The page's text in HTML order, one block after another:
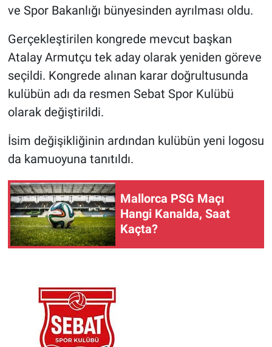
ve Spor Bakanlığı bünyesinden ayrılması oldu.
Gerçekleştirilen kongrede mevcut başkan
Atalay Armutçu tek aday olarak yeniden göreve
seçildi. Kongrede alınan karar doğrultusunda
kulübün adı da resmen Sebat Spor Kulübü
olarak değiştirildi.
İsim değişikliğinin ardından kulübün yeni logosu
da kamuoyuna tanıtıldı.
Mallorca PSG Maçı
Hangi Kanalda, Saat
Kaçta?